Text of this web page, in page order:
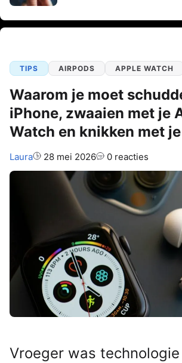
TIPS AIRPODS APPLE WATCH
Waarom je moet
iPhone, zwaaien met je
Watch en knikken met
Auteur:
Laura 28 mei 2026 0 reacties
Vroeger was